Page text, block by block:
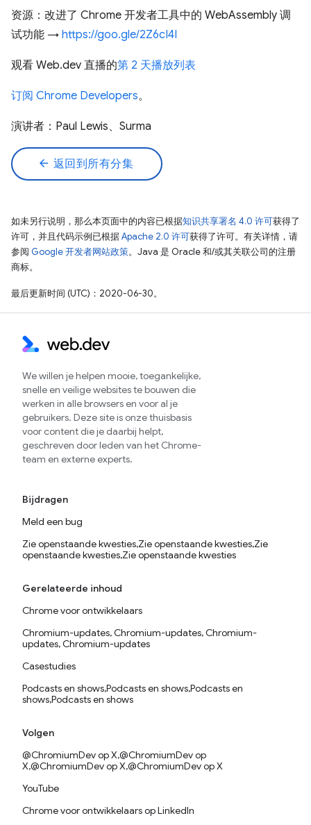
资源：改进了 Chrome 开发者工具中的 WebAssembly 调
试功能 → https://goo.gle/2Z6cI4I
观看 Web.dev 直播的第 2 天播放列表
订阅 Chrome Developers。
演讲者：Paul Lewis、Surma
arrow_back 返回到所有分集
如未另行说明，那么本页面中的内容已根据知识共享署名 4.0 许可获得了
许可，并且代码示例已根据Apache 2.0 许可获得了许可。有关详情，请
参阅 Google 开发者网站政策。Java 是 Oracle 和/或其关联公司的注册
商标。
最后更新时间 (UTC)：2020-06-30。
We willen je helpen mooie, toegankelijke,
snelle en veilige websites te bouwen die
werken in alle browsers en voor al je
gebruikers. Deze site is onze thuisbasis
voor content die je daarbij helpt,
geschreven door leden van het Chrome-
team en externe experts.
Bijdragen
Meld een bug
Zie openstaande kwesties,Zie openstaande kwesties,Zie
openstaande kwesties,Zie openstaande kwesties
Gerelateerde inhoud
Chrome voor ontwikkelaars
Chromium-updates, Chromium-updates, Chromium-
updates, Chromium-updates
Casestudies
Podcasts en shows,Podcasts en shows,Podcasts en
shows,Podcasts en shows
Volgen
@ChromiumDev op X,@ChromiumDev op
X,@ChromiumDev op X,@ChromiumDev op X
YouTube
Chrome voor ontwikkelaars op LinkedIn